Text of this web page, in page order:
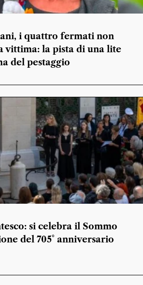
i quattro fermati non
vittima: la pista di una lite
del pestaggio
si celebra il Sommo
del 705° anniversario